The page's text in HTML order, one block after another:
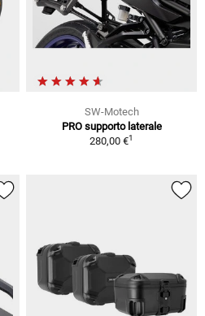
SW-Motech
PRO supporto laterale
280,00 €1